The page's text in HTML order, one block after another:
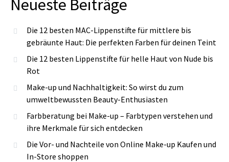
Neueste Beiträge
Die 12 besten MAC-Lippenstifte für mittlere bis
gebräunte Haut: Die perfekten Farben für deinen Teint
Die 12 besten Lippenstifte für helle Haut von Nude bis
Rot
Make-up und Nachhaltigkeit: So wirst du zum
umweltbewussten Beauty-Enthusiasten
Farbberatung bei Make-up – Farbtypen verstehen und
ihre Merkmale für sich entdecken
Die Vor- und Nachteile von Online Make-up Kaufen und
In-Store shoppen